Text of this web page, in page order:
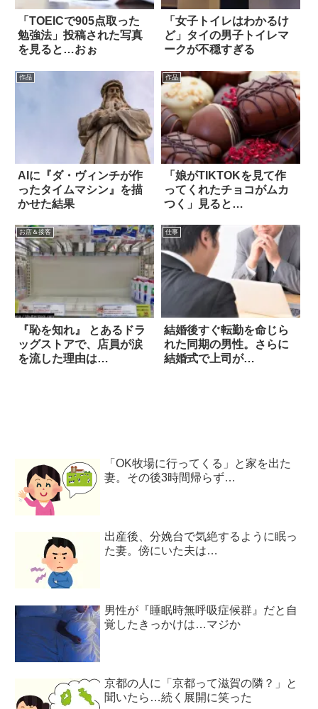
「TOEICで905点取った
勉強法」投稿された写真
を見ると…おぉ
「女子トイレはわかるけ
ど」タイの男子トイレマ
ークが不穏すぎる
作品
AIに『ダ・ヴィンチが作
ったタイムマシン』を描
かせた結果
作品
「娘がTIKTOKを見て作
ってくれたチョコがムカ
つく」見ると…
お店＆接客
『恥を知れ』 とあるドラ
ッグストアで、店員が涙
を流した理由は…
仕事
結婚後すぐ転勤を命じら
れた同期の男性。さらに
結婚式で上司が…
「OK牧場に行ってくる」と家を出た
妻。その後3時間帰らず…
出産後、分娩台で気絶するように眠っ
た妻。傍にいた夫は…
男性が『睡眠時無呼吸症候群』だと自
覚したきっかけは…マジか
京都の人に「京都って滋賀の隣？」と
聞いたら…続く展開に笑った